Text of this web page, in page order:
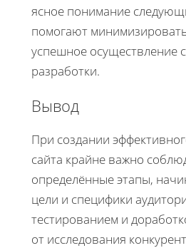
ясное понимание
помогают
успешное осуществление
разработки.
Вывод
При создании
сайта крайне важно
определённые этапы,
цели и специфики
тестированием и
от исследования